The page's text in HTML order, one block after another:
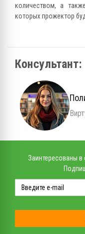
количеством, а
которых прожектор
Консультант:
Заинтересованы